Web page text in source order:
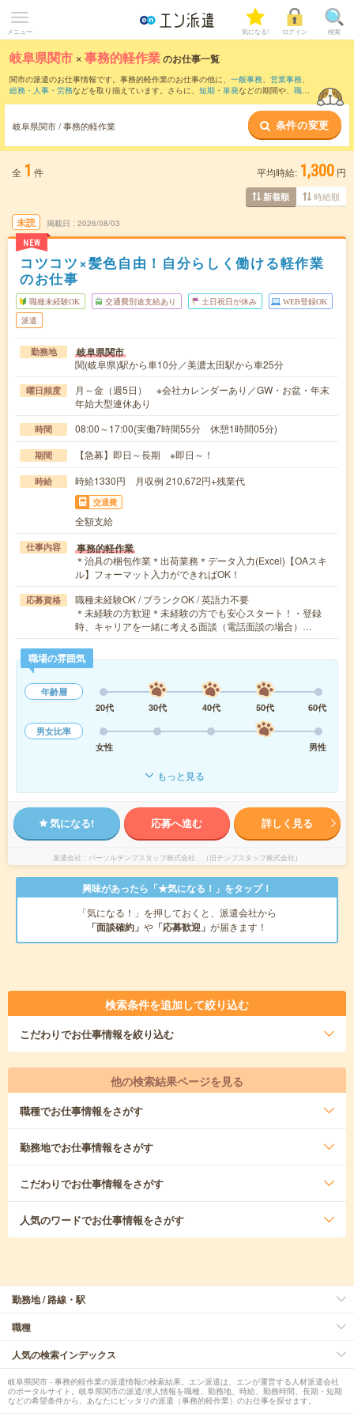
メニュー 気になる! ログイン 検索
岐阜県関市 ×事務的軽作業のお仕事一覧
関市の派遣のお仕事情報です。事務的軽作業のお仕事の他に、 一般事務、 営業事務、
総務・人事・労務などを取り揃えています。さらに、 短期 ・ 単発などの期間や、 職種
岐阜県関市 / 事務的軽作業 条件の変更
全 1 件 平均時給: 1,300 円
新着順 時給順
未読
NEW
掲載日 2026/08/03
コツコツ×髪色自由！自分らしく働ける軽作業
のお仕事
職種未経験OK 交通費別途支給あり 土日祝日が休み WEB登録OK
派遣
勤務地 岐阜県関市
関(岐阜県)駅から車10分／美濃太田駅から車25分
曜日頻度
月～金（週5日） ※会社カレンダーあり／GW・お盆・年末
年始大型連休あり
時間 08:00～17:00(実働7時間55分 休憩1時間05分)
期間 【急募】即日～長期 ※即日～！
時給 時給1330円 月収例 210,672円+残業代
交通費
全額支給
仕事内容 事務的軽作業
＊治具の梱包作業＊出荷業務＊データ入力(Excel)【OAスキ
ル】フォーマット入力ができればOK！
応募資格
職種未経験OK / ブランクOK / 英語力不要
＊未経験の方歓迎＊未経験の方でも安心スタート！・登録
時、キャリアを一緒に考える面談（電話面談の場合）…
職場の雰囲気
年齢層
20代
30代 40代 50代
60代
男女比率
女性
男性
もっと見る
気になる! 応募へ進む 詳しく見る
派遣会社 パーソルテンプスタッフ株式会社 （旧テンプスタッフ株式会社）
興味があったら「★気になる！」をタップ！
「気になる！」を押しておくと、派遣会社から
「面談確約」 や 「応募歓迎」 が届きます！
検索条件を追加して絞り込む
こだわりでお仕事情報を絞り込む
他の検索結果ページを見る
職種でお仕事情報をさがす
勤務地でお仕事情報をさがす
こだわりでお仕事情報をさがす
人気のワードでお仕事情報をさがす
勤務地 / 路線・駅
職種
人気の検索インデックス
岐阜県関市 - 事務的軽作業の派遣情報の検索結果。エン派遣は、エンが運営する人材派遣会社
のポータルサイト。岐阜県関市の派遣/求人情報を職種、勤務地、時給、勤務時間、長期・短期
などの希望条件から、あなたにピッタリの派遣（事務的軽作業）のお仕事を探せます。